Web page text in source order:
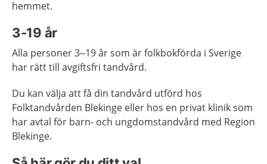
hemmet.
3-19 år
Alla personer 3–19 år som är folkbokförda i Sverige
har rätt till avgiftsfri tandvård.
Du kan välja att få din tandvård utförd hos
Folktandvården Blekinge eller hos en privat klinik som
har avtal för barn- och ungdomstandvård med Region
Blekinge.